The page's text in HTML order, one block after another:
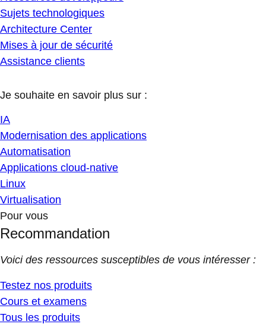
Sujets technologiques
Architecture Center
Mises à jour de sécurité
Assistance clients
Je souhaite en savoir plus sur :
IA
Modernisation des applications
Automatisation
Applications cloud-native
Linux
Virtualisation
Pour vous
Recommandation
Voici des ressources susceptibles de vous intéresser :
Testez nos produits
Cours et examens
Tous les produits